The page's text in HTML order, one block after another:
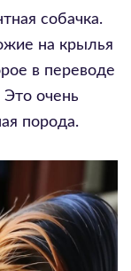
собачка.
на крылья
в переводе
Это очень
порода.